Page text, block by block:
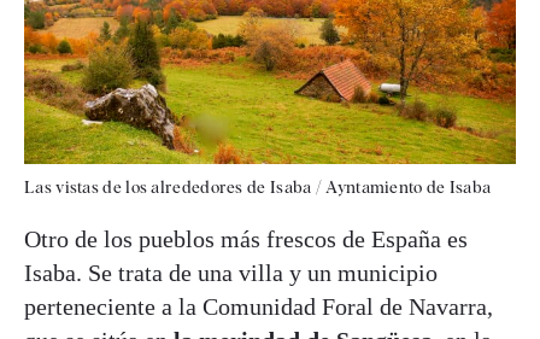
Las vistas de los alrededores de Isaba / Ayntamiento de Isaba
Otro de los pueblos más frescos de España es
Isaba. Se trata de una villa y un municipio
perteneciente a la Comunidad Foral de Navarra,